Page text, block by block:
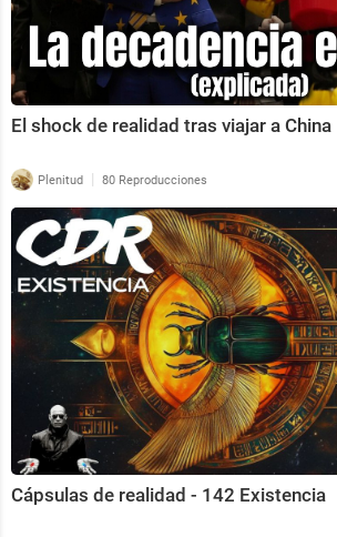
El shock de realidad tras viajar a China
Plenitud | 80 Reproducciones
Cápsulas de realidad - 142 Existencia